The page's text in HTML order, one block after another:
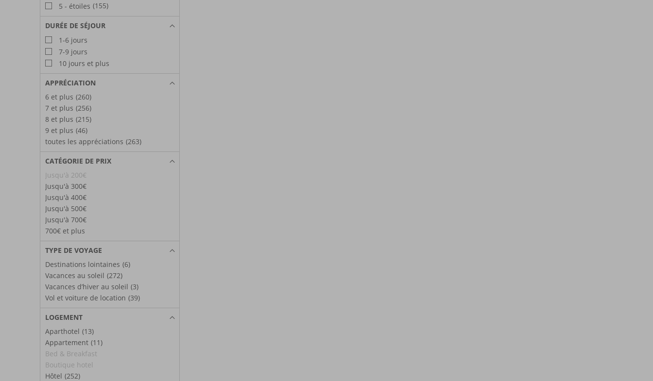
5 - étoiles (155)
DURÉE DE SÉJOUR
1-6 jours
7-9 jours
10 jours et plus
APPRÉCIATION
6 et plus (260)
7 et plus (256)
8 et plus (215)
9 et plus (46)
toutes les appréciations (263)
CATÉGORIE DE PRIX
Jusqu'à 200€
Jusqu'à 300€
Jusqu'à 400€
Jusqu'à 500€
Jusqu'à 700€
700€ et plus
TYPE DE VOYAGE
Destinations lointaines (6)
Vacances au soleil (272)
Vacances d’hiver au soleil (3)
Vol et voiture de location (39)
LOGEMENT
Aparthotel (13)
Appartement (11)
Bed & Breakfast
Boutique hotel
Hôtel (252)